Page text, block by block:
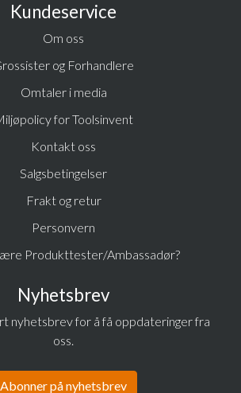
Kundeservice
Om oss
og Forhandlere
Omtaler i media
for Toolsinvent
Kontakt oss
Salgsbetingelser
Frakt og retur
Personvern
Produkttester/Ambassadør?
Nyhetsbrev
nyhetsbrev for å få oppdateringer fra
oss.
Abonner på nyhetsbrev